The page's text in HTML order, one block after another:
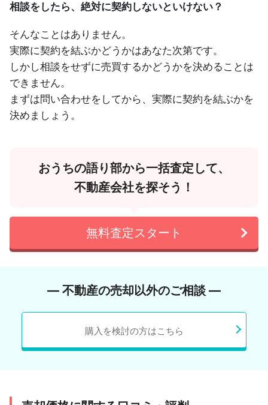
相談をしたら、絶対に契約しないといけない？
そんなことはありません。
実際に契約を結ぶかどうかはあなた次第です。
しかし相談をせずに売買するかどうかを決めることは
できません。
まずは問い合わせをしてから、実際に契約を結ぶかを
決めましょう。
おうちの語り部から一括査定して、
不動産会社を探そう！
無料査定スタート
― 不動産の売却以外のご相談 ―
購入を検討の方はこちら